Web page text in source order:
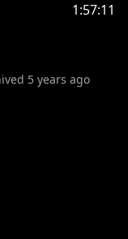
1:57:11
5 years ago